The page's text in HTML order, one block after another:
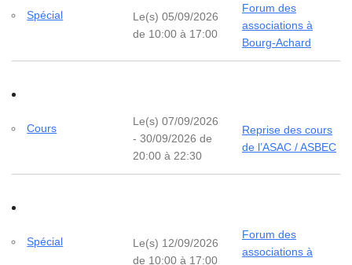
Spécial
Le(s) 05/09/2026
de 10:00 à 17:00
Forum des
associations à
Bourg-Achard
Cours
Le(s) 07/09/2026
- 30/09/2026 de
20:00 à 22:30
Reprise des cours
de l’ASAC / ASBEC
Spécial
Le(s) 12/09/2026
de 10:00 à 17:00
Forum des
associations à